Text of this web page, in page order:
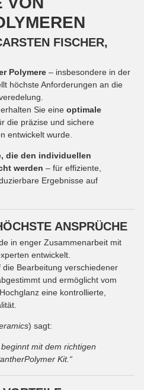
FISCHER,
Polymere – insbesondere in der
höchste Anforderungen an die
erhalten Sie eine optimale
die präzise und sichere
entwickelt wurde.
die den individuellen
werden – für effiziente,
Ergebnisse auf
ANSPRÜCHE
in enger Zusammenarbeit mit
entwickelt.
Bearbeitung verschiedener
und ermöglicht vom
eine kontrollierte,
) sagt:
mit dem richtigen
Kit.“